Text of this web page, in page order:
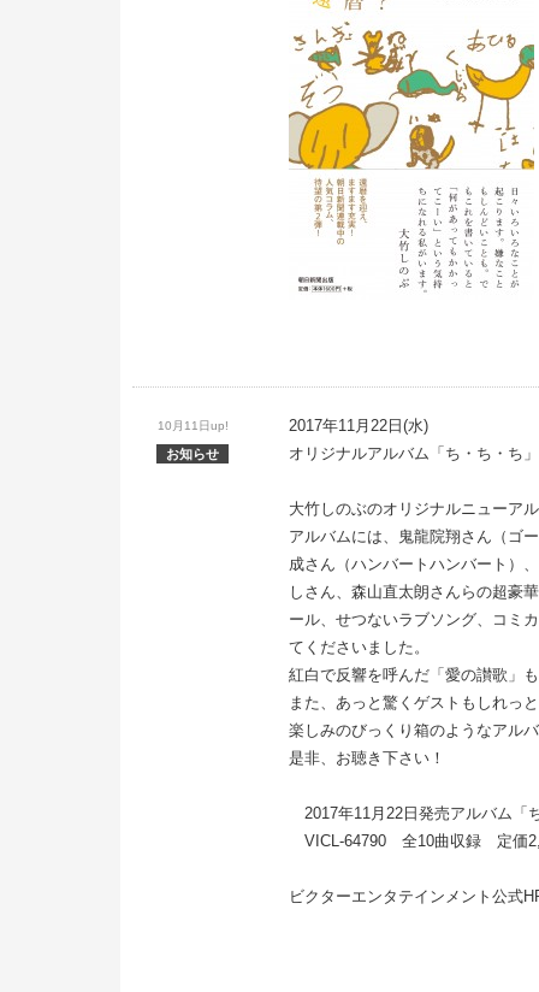
10月11日up!
お知らせ
2017年11月22日(水)
オリジナルアルバム「ち・ち・ち
大竹しのぶのオリジナルニューア
アルバムには、鬼龍院翔さん（ゴ
成さん（ハンバートハンバート）
しさん、森山直太朗さんらの超豪
ール、せつないラブソング、コミ
てくださいました。
紅白で反響を呼んだ「愛の讃歌」
また、あっと驚くゲストもしれっ
楽しみのびっくり箱のようなアル
是非、お聴き下さい！
2017年11月22日発売アルバム「
VICL-64790 全10曲収録 定価
ビクターエンタテインメント公式